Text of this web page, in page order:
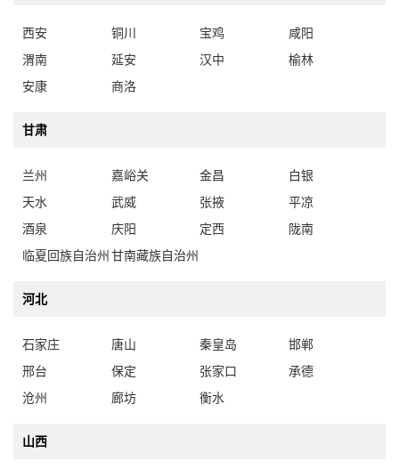
西安 铜川 宝鸡
咸阳
渭南
延安 汉中
榆林
安康
商洛
甘肃
兰州 嘉峪关 金昌
白银
天水
武威 张掖
平凉
酒泉
庆阳 定西
陇南
临夏回族自治州甘南藏族自治州
河北
石家庄 唐山 秦皇岛
邯郸
邢台
保定 张家口
承德
沧州
廊坊 衡水
山西